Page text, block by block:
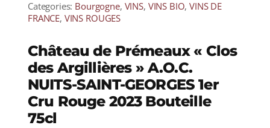
Categories: Bourgogne, VINS, VINS BIO,VINS DE
FRANCE, VINS ROUGES
Château de Prémeaux « Clos
des Argillières » A.O.C.
NUITS-SAINT-GEORGES 1er
Cru Rouge 2023 Bouteille
75cl